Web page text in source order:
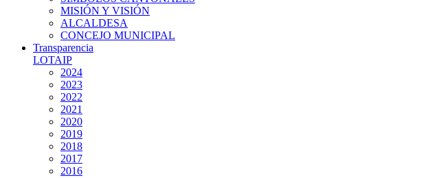
MISIÓN Y VISIÓN
ALCALDESA
CONCEJO MUNICIPAL
Transparencia
LOTAIP
2024
2023
2022
2021
2020
2019
2018
2017
2016